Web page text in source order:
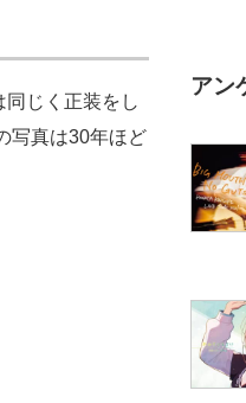
じく正装をし
写真は30年ほど
アン